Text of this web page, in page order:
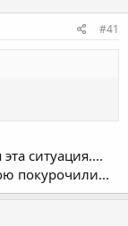
#41
ситуация....
покурочили...